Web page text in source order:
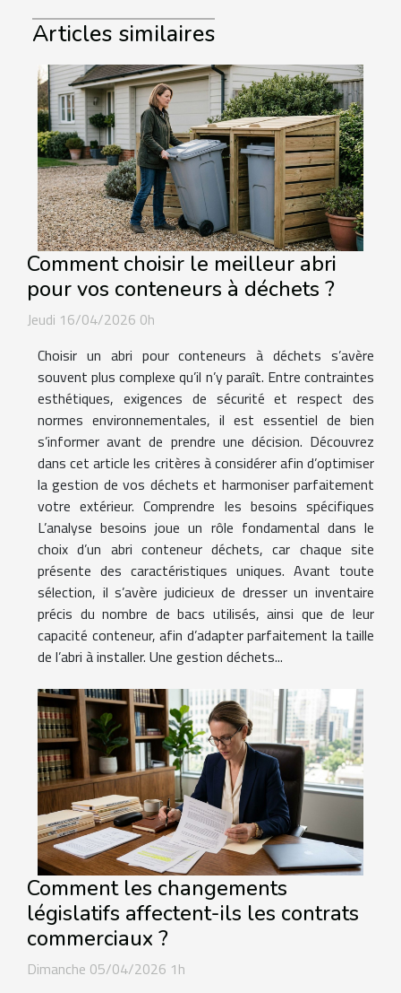
Articles similaires
Comment choisir le meilleur abri
pour vos conteneurs à déchets ?
Jeudi 16/04/2026 0h
Choisir un abri pour conteneurs à déchets s’avère
souvent plus complexe qu’il n’y paraît. Entre contraintes
esthétiques, exigences de sécurité et respect des
normes environnementales, il est essentiel de bien
s’informer avant de prendre une décision. Découvrez
dans cet article les critères à considérer afin d’optimiser
la gestion de vos déchets et harmoniser parfaitement
votre extérieur. Comprendre les besoins spécifiques
L’analyse besoins joue un rôle fondamental dans le
choix d’un abri conteneur déchets, car chaque site
présente des caractéristiques uniques. Avant toute
sélection, il s’avère judicieux de dresser un inventaire
précis du nombre de bacs utilisés, ainsi que de leur
capacité conteneur, afin d’adapter parfaitement la taille
de l’abri à installer. Une gestion déchets...
Comment les changements
législatifs affectent-ils les contrats
commerciaux ?
Dimanche 05/04/2026 1h